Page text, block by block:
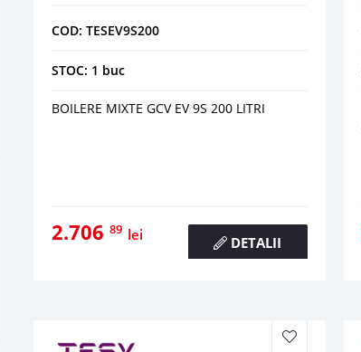
COD: TESEV9S200
STOC: 1 buc
BOILERE MIXTE GCV EV 9S 200 LITRI
2.706 89 lei DETALII